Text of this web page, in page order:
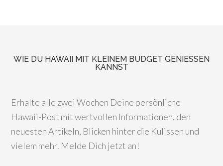
WIE DU HAWAII MIT KLEINEM BUDGET GENIESSEN K
ANNST
Erhalte alle zwei Wochen Deine persönliche
Hawaii-Post mit wertvollen Informationen, den
neuesten Artikeln, Blicken hinter die Kulissen und
vielem mehr. Melde Dich jetzt an!